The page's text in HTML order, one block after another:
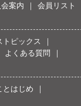
会案内
会員リスト
トピックス
よくある質問
とはじめ